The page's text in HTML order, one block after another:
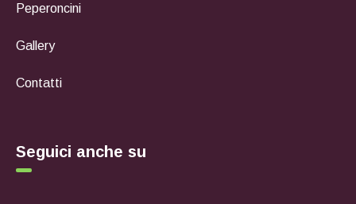
Peperoncini
Gallery
Contatti
Seguici anche su